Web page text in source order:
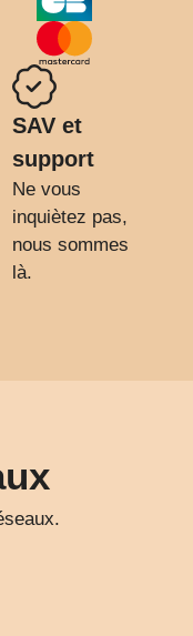
SAV et
support
Ne vous
inquiètez pas,
nous sommes
là.